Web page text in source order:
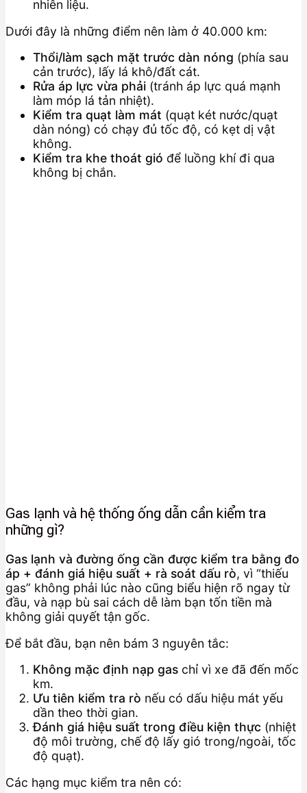
nhiên liệu.
Dưới đây là những điểm nên làm ở 40.000 km:
Thổi/làm sạch mặt trước dàn nóng (phía sau
cản trước), lấy lá khô/đất cát.
Rửa áp lực vừa phải (tránh áp lực quá mạnh
làm móp lá tản nhiệt).
Kiểm tra quạt làm mát (quạt két nước/quạt
dàn nóng) có chạy đủ tốc độ, có kẹt dị vật
không.
Kiểm tra khe thoát gió để luồng khí đi qua
không bị chắn.
Gas lạnh và hệ thống ống dẫn cần kiểm tra
những gì?
Gas lạnh và đường ống cần được kiểm tra bằng đo
áp + đánh giá hiệu suất + rà soát dấu rò, vì “thiếu
gas” không phải lúc nào cũng biểu hiện rõ ngay từ
đầu, và nạp bù sai cách dễ làm bạn tốn tiền mà
không giải quyết tận gốc.
Để bắt đầu, bạn nên bám 3 nguyên tắc:
Không mặc định nạp gas chỉ vì xe đã đến mốc
km.
Ưu tiên kiểm tra rò nếu có dấu hiệu mát yếu
dần theo thời gian.
Đánh giá hiệu suất trong điều kiện thực (nhiệt
độ môi trường, chế độ lấy gió trong/ngoài, tốc
độ quạt).
Các hạng mục kiểm tra nên có: